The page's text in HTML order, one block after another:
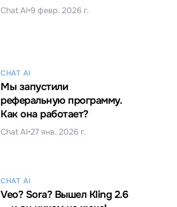
Chat AI•9 февр. 2026 г.
CHAT AI
Мы запустили
реферальную программу.
Как она работает?
Chat AI•27 янв. 2026 г.
CHAT AI
Veo? Sora? Вышел Kling 2.6